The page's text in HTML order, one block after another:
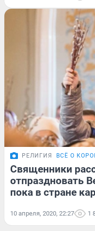
РЕЛИГИЯ ВСЁ О
Священники
отпраздновать
пока в стране
10 апреля, 2020, 22:27 1